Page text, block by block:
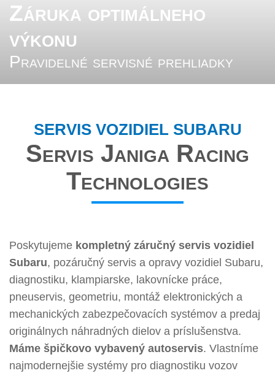
Záruka optimálneho
výkonu
Pravidelné servisné prehliadky
SERVIS VOZIDIEL SUBARU
Servis Janiga Racing
Technologies
Poskytujeme kompletný záručný servis vozidiel
Subaru, pozáručný servis a opravy vozidiel Subaru,
diagnostiku, klampiarske, lakovnícke práce,
pneuservis, geometriu, montáž elektronických a
mechanických zabezpečovacích systémov a predaj
originálnych náhradných dielov a príslušenstva.
Máme špičkovo vybavený autoservis. Vlastníme
najmodernejšie systémy pro diagnostiku vozov